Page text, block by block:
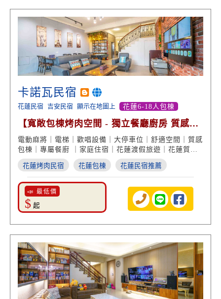
卡諾瓦民宿
花蓮民宿 吉安民宿 顯示在地圖上 花蓮6-18人包棟
【寬敞包棟烤肉空間 - 獨立餐廳廚房 質感享
受】
電動麻將｜電梯｜歡唱設備｜大停車位｜舒適空間｜質感
包棟｜專屬餐廚 ｜家庭住宿｜花蓮渡假旅遊｜花蓮質感
民宿
花蓮烤肉民宿 花蓮包棟 花蓮民宿推薦
📣 最低價
$ 起